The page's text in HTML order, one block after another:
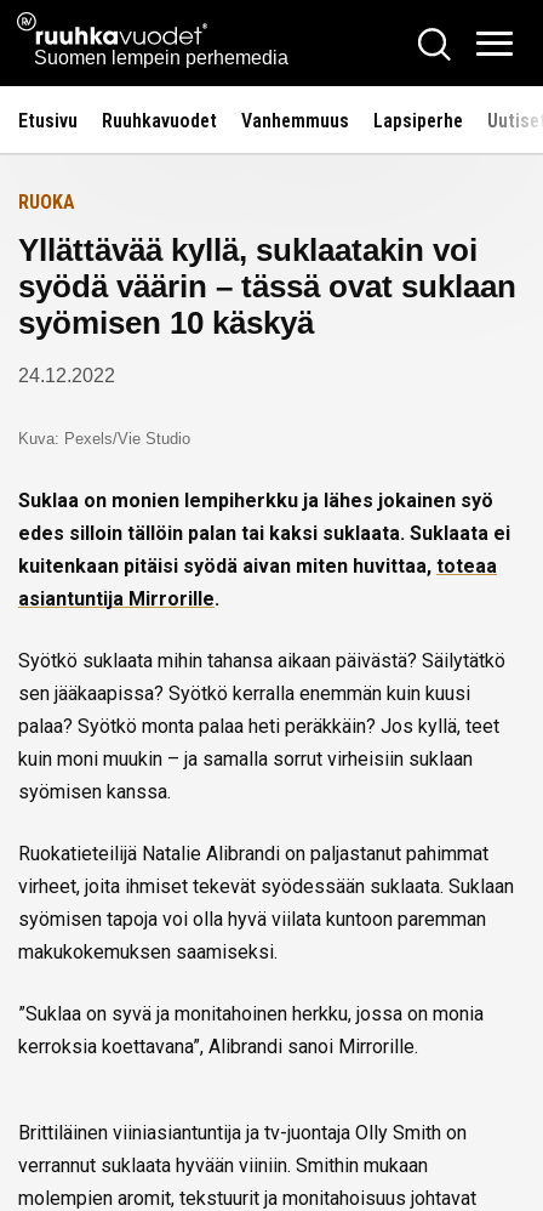
Siirry
sisältöön
Ruuhkavuodet.fi
Suomen lempein perhemedia
Hae
Etusivu Ruuhkavuodet Vanhemmuus Lapsiperhe
Etusivulle
RUOKA
Yllättävää kyllä, suklaatakin voi
syödä väärin – tässä ovat suklaan
syömisen 10 käskyä
24.12.2022
Kuva: Pexels/Vie Studio
Suklaa on monien lempiherkku ja lähes jokainen syö
edes silloin tällöin palan tai kaksi suklaata. Suklaata ei
kuitenkaan pitäisi syödä aivan miten huvittaa, toteaa
asiantuntija Mirrorille.
Syötkö suklaata mihin tahansa aikaan päivästä? Säilytätkö
sen jääkaapissa? Syötkö kerralla enemmän kuin kuusi
palaa? Syötkö monta palaa heti peräkkäin? Jos kyllä, teet
kuin moni muukin – ja samalla sorrut virheisiin suklaan
syömisen kanssa.
Ruokatieteilijä Natalie Alibrandi on paljastanut pahimmat
virheet, joita ihmiset tekevät syödessään suklaata. Suklaan
syömisen tapoja voi olla hyvä viilata kuntoon paremman
makukokemuksen saamiseksi.
”Suklaa on syvä ja monitahoinen herkku, jossa on monia
kerroksia koettavana”, Alibrandi sanoi Mirrorille.
Brittiläinen viiniasiantuntija ja tv-juontaja Olly Smith on
verrannut suklaata hyvään viiniin. Smithin mukaan
molempien aromit, tekstuurit ja monitahoisuus johtavat